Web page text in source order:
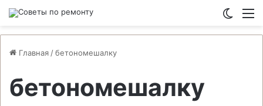
Главная /бетономешалку
бетономешалку